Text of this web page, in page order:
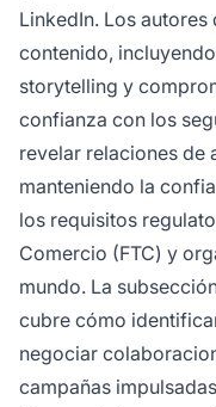
LinkedIn. Los
contenido,
storytelling y
confianza con los
revelar relaciones de
manteniendo la
los requisitos
Comercio (FTC) y
mundo. La
cubre cómo
negociar
campañas